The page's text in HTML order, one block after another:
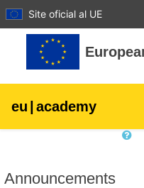
Site oficial al UE
Sari la conţinutul principal
eu | academy
agricultura &
Announcements